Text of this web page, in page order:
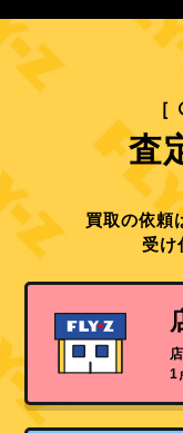
［
査
買取の依頼
受け
1